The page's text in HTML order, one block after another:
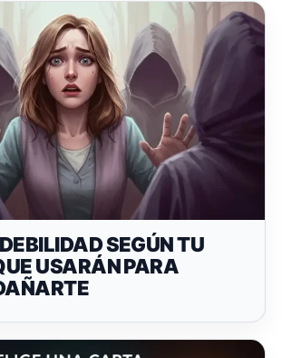
SEGÚN TU
USARÁN PARA